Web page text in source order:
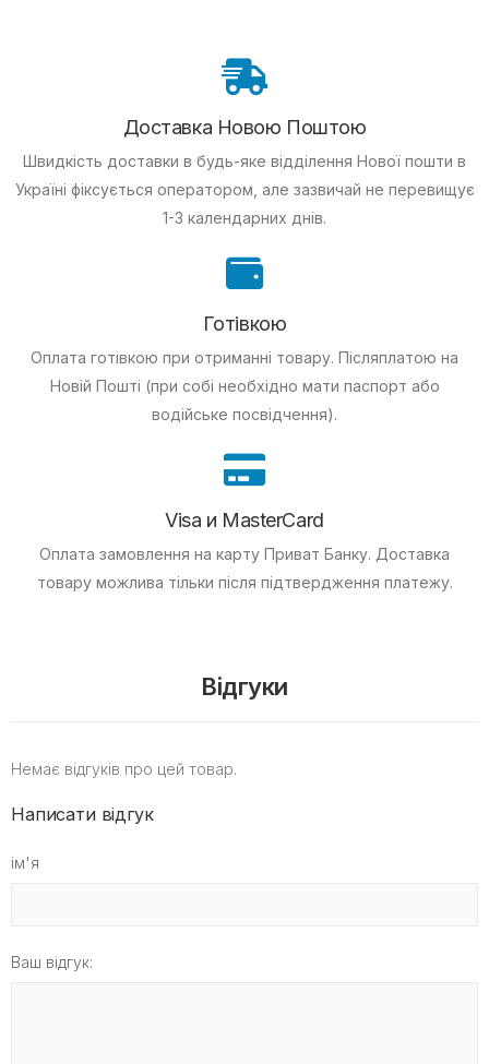
Доставка Новою Поштою
Швидкість доставки в будь-яке відділення Нової пошти в
Україні фіксується оператором, але зазвичай не перевищує
1-3 календарних днів.
Готівкою
Оплата готівкою при отриманні товару. Післяплатою на
Новій Пошті (при собі необхідно мати паспорт або
водійське посвідчення).
Visa и MasterCard
Оплата замовлення на карту Приват Банку. Доставка
товару можлива тільки після підтвердження платежу.
Відгуки
Немає відгуків про цей товар.
Написати відгук
ім'я
Ваш відгук: